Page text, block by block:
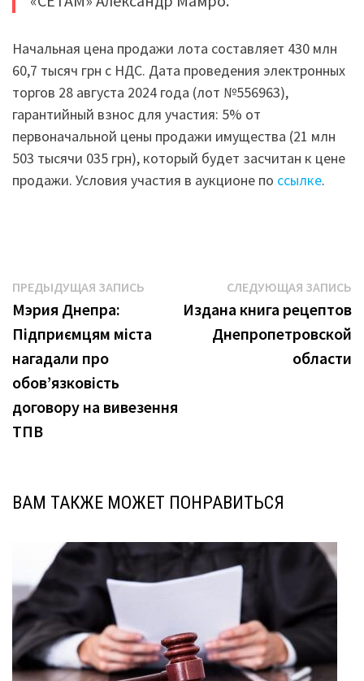
Начальная цена продажи лота составляет 430 млн
60,7 тысяч грн с НДС. Дата проведения электронных
торгов 28 августа 2024 года (лот №556963),
гарантийный взнос для участия: 5% от
первоначальной цены продажи имущества (21 млн
503 тысячи 035 грн), который будет засчитан к цене
продажи. Условия участия в аукционе по ссылке.
Навигация
по
записям
ПРЕДЫДУЩАЯ ЗАПИСЬ
запись:
Мэрия Днепра:
Підприємцям міста
нагадали про
обов’язковість
договору на вивезення
ТПВ
СЛЕДУЮЩАЯ ЗАПИСЬ
Издана книга рецептов
Днепропетровской
области
ВАМ ТАКЖЕ МОЖЕТ ПОНРАВИТЬСЯ